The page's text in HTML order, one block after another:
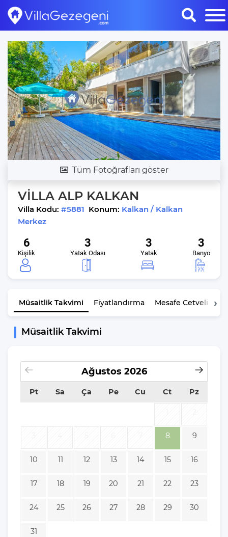
Tüm Fotoğrafları göster
VİLLA ALP KALKAN
Villa Kodu: #5881 Konum: Kalkan / Kalkan
Merkez
6
Kişilik
3
Yatak Odası
3
Yatak
3
Banyo
Müsaitlik Takvimi Fiyatlandırma Mesafe Cetveli
Müsaitlik Takvimi
Ağustos 2026
Pt Sa Ça Pe Cu Ct Pz
8 9
10 11 12 13 14 15 16
17 18 19 20 21 22 23
24 25 26 27 28 29 30
31